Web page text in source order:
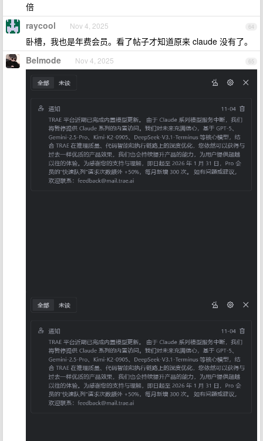
倍
64
raycool Nov 4, 2025
卧槽，我也是年费会员。看了帖子才知道原来 claude 没有了。
65
Belmode Nov 4, 2025